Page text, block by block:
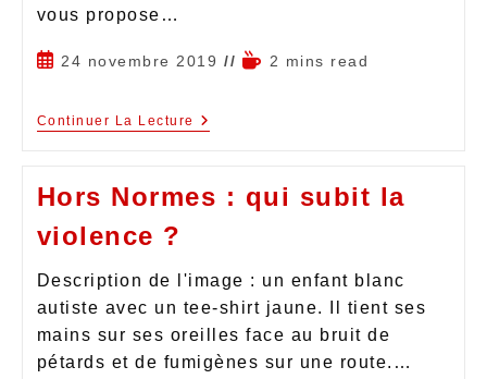
vous propose…
24 novembre 2019 2 mins read
Continuer La Lecture
Hors Normes : qui subit la
violence ?
Description de l'image : un enfant blanc
autiste avec un tee-shirt jaune. Il tient ses
mains sur ses oreilles face au bruit de
pétards et de fumigènes sur une route.…